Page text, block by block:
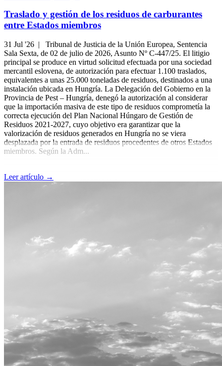
Traslado y gestión de los residuos de carburantes
entre Estados miembros
31 Jul '26 |
Tribunal de Justicia de la Unión Europea, Sentencia
Sala Sexta, de 02 de julio de 2026, Asunto Nº C-447/25. El litigio
principal se produce en virtud solicitud efectuada por una sociedad
mercantil eslovena, de autorización para efectuar 1.100 traslados,
equivalentes a unas 25.000 toneladas de residuos, destinados a una
instalación ubicada en Hungría. La Delegación del Gobierno en la
Provincia de Pest – Hungría, denegó la autorización al considerar
que la importación masiva de este tipo de residuos comprometía la
correcta ejecución del Plan Nacional Húngaro de Gestión de
Residuos 2021-2027, cuyo objetivo era garantizar que la
valorización de residuos generados en Hungría no se viera
desplazada por la entrada de residuos procedentes de otros Estados
miembros. Según la Adm...
Leer artículo →